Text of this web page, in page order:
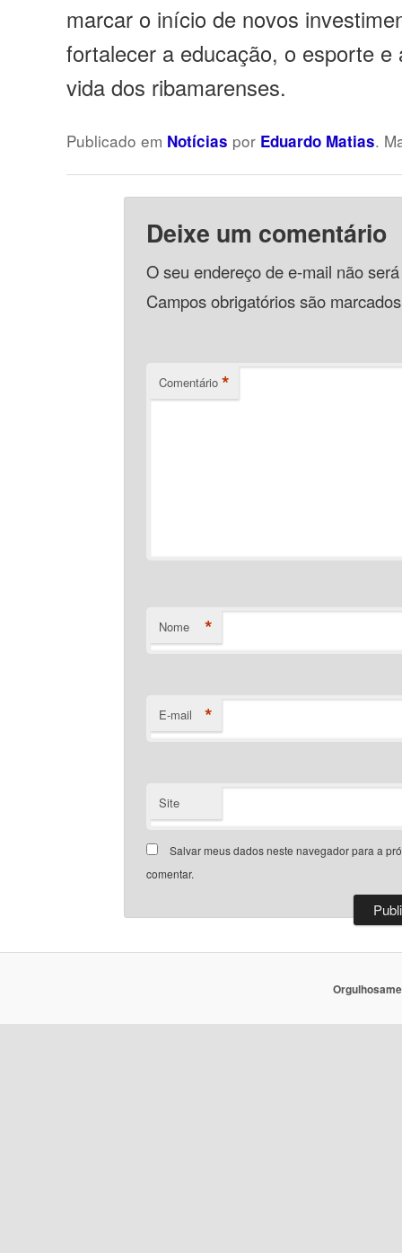
marcar o início de novos
fortalecer a educação, o esporte e
vida dos ribamarenses.
Publicado em Notícias por Eduardo Matias.
Deixe um comentário
O seu endereço de e-mail não
Campos obrigatórios são
Comentário *
Nome *
E-mail *
Site
Salvar meus dados neste navegador para a
comentar.